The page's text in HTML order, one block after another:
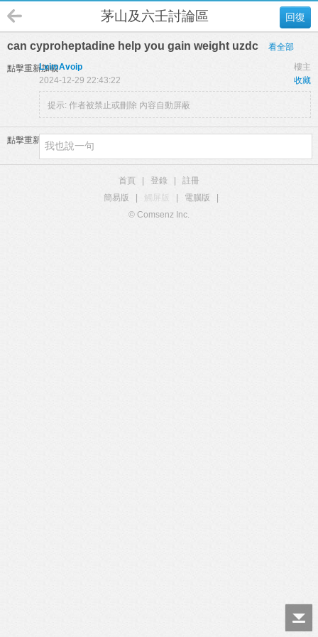
回復
茅山及六壬討論區
can cyproheptadine help you gain weight uzdc 看全部
點擊重新加載 樓主
LximAvoip
收藏
2024-12-29 22:43:22
提示: 作者被禁止或刪除 內容自動屏蔽
點擊重新加載
首頁 登錄
註冊
簡易版
觸屏版 電腦版
© Comsenz Inc.